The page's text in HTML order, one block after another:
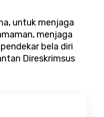
untuk menjaga
menjaga
bela diri
Direskrimsus